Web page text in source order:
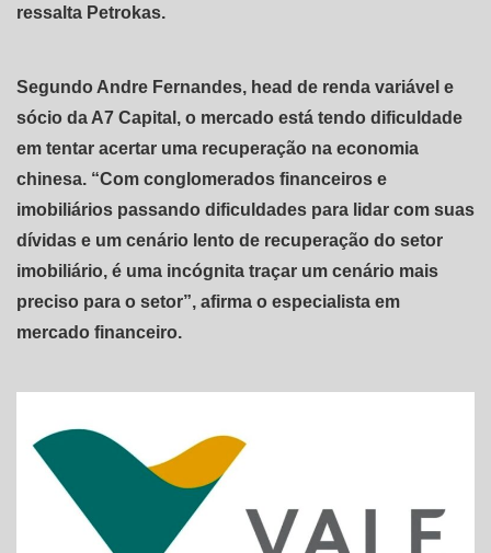
ressalta Petrokas.
Segundo Andre Fernandes, head de renda variável e
sócio da A7 Capital, o mercado está tendo dificuldade
em tentar acertar uma recuperação na economia
chinesa. “Com conglomerados financeiros e
imobiliários passando dificuldades para lidar com suas
dívidas e um cenário lento de recuperação do setor
imobiliário, é uma incógnita traçar um cenário mais
preciso para o setor”, afirma o especialista em
mercado financeiro.